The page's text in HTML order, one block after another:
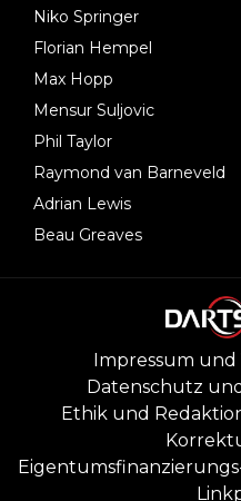
Niko Springer
Florian Hempel
Max Hopp
Mensur Suljovic
Phil Taylor
Raymond van Barneveld
Adrian Lewis
Beau Greaves
Impressum und
Datenschutz
Ethik und